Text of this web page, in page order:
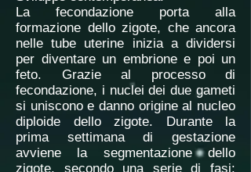
La fecondazione porta alla
formazione dello zigote, che ancora
nelle tube uterine inizia a dividersi
per diventare un embrione e poi un
feto. Grazie al processo di
fecondazione, i nuclei dei due gameti
si uniscono e danno origine al nucleo
diploide dello zigote. Durante la
prima settimana di gestazione
avviene la segmentazione dello
zigote, secondo una serie di fasi: